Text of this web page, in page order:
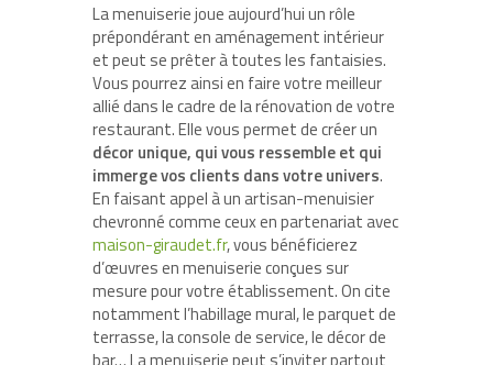
La menuiserie joue aujourd’hui un rôle
prépondérant en aménagement intérieur
et peut se prêter à toutes les fantaisies.
Vous pourrez ainsi en faire votre meilleur
allié dans le cadre de la rénovation de votre
restaurant. Elle vous permet de créer un
décor unique, qui vous ressemble et qui
immerge vos clients dans votre univers.
En faisant appel à un artisan-menuisier
chevronné comme ceux en partenariat avec
maison-giraudet.fr, vous bénéficierez
d’œuvres en menuiserie conçues sur
mesure pour votre établissement. On cite
notamment l’habillage mural, le parquet de
terrasse, la console de service, le décor de